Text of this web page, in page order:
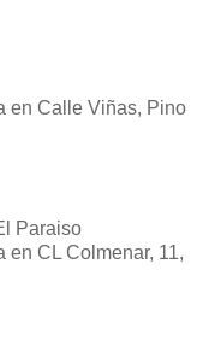
en Calle Viñas, Pino
Paraiso
CL Colmenar, 11,